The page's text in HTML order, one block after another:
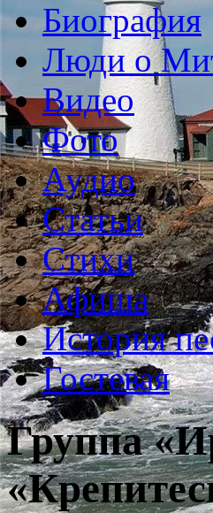
Биография
Люди о
Видео
Фото
Аудио
Статьи
Стихи
Афиша
История
Гостевая
Группа